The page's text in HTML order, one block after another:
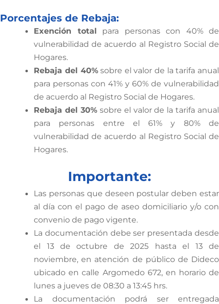
Porcentajes de Rebaja:
Exención total para personas con 40% de
vulnerabilidad de acuerdo al Registro Social de
Hogares.
Rebaja del 40%sobre el valor de la tarifa anual
para personas con 41% y 60% de vulnerabilidad
de acuerdo al Registro Social de Hogares.
Rebaja del 30%sobre el valor de la tarifa anual
para personas entre el 61% y 80% de
vulnerabilidad de acuerdo al Registro Social de
Hogares.
Importante:
Las personas que deseen postular deben estar
al día con el pago de aseo domiciliario y/o con
convenio de pago vigente.
La documentación debe ser presentada desde
el 13 de octubre de 2025 hasta el 13 de
noviembre, en atención de público de Dideco
ubicado en calle Argomedo 672, en horario de
lunes a jueves de 08:30 a 13:45 hrs.
La documentación podrá ser entregada